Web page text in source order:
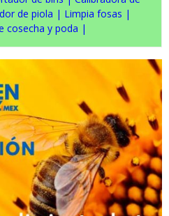
de piola | Limpia fosas |
cosecha y poda |